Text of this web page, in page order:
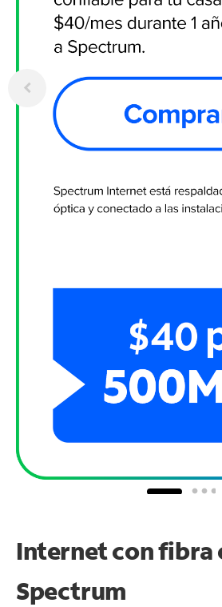
Internet con fibra
Spectrum